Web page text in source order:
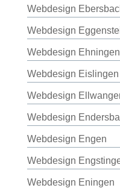
Webdesign
Webdesign
Webdesign Ehningen
Webdesign Eislingen
Webdesign
Webdesign
Webdesign Engen
Webdesign
Webdesign Eningen